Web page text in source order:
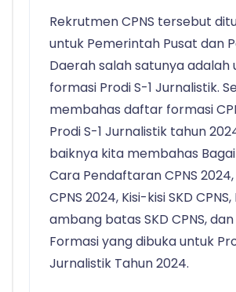
Rekrutmen CPNS tersebut
untuk Pemerintah Pusat dan
Daerah salah satunya adalah
formasi Prodi S-1 Jurnalistik.
membahas daftar formasi
Prodi S-1 Jurnalistik tahun
baiknya kita membahas
Cara Pendaftaran CPNS
CPNS 2024, Kisi-kisi SKD CPNS,
ambang batas SKD CPNS,
Formasi yang dibuka untuk
Jurnalistik Tahun 2024.